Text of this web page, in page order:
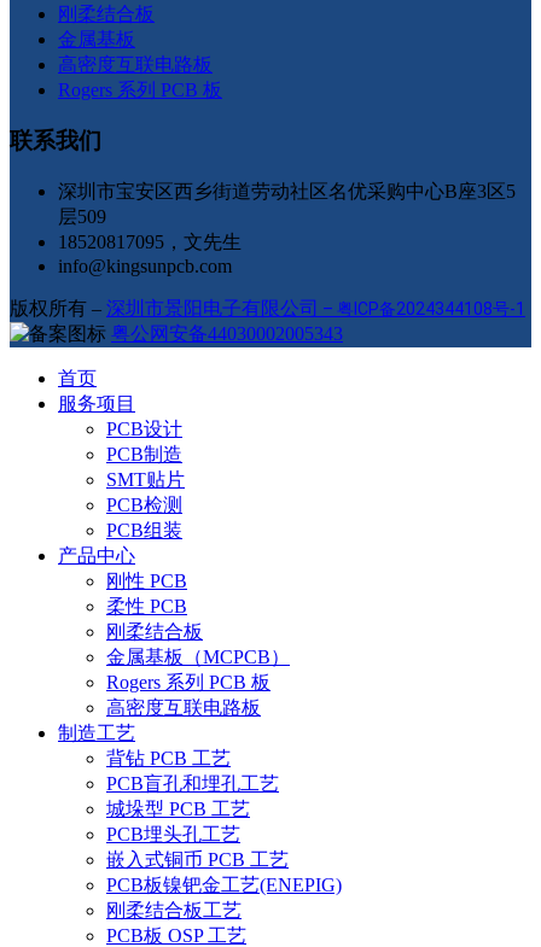
刚柔结合板
金属基板
高密度互联电路板
Rogers 系列 PCB 板
联系我们
深圳市宝安区西乡街道劳动社区名优采购中心B座3区5
层509
18520817095，文先生
info@kingsunpcb.com
版权所有 – 深圳市景阳电子有限公司 – 粤ICP备2024344108号-1
粤公网安备44030002005343
首页
服务项目
PCB设计
PCB制造
SMT贴片
PCB检测
PCB组装
产品中心
刚性 PCB
柔性 PCB
刚柔结合板
金属基板（MCPCB）
Rogers 系列 PCB 板
高密度互联电路板
制造工艺
背钻 PCB 工艺
PCB盲孔和埋孔工艺
城垛型 PCB 工艺
PCB埋头孔工艺
嵌入式铜币 PCB 工艺
PCB板镍钯金工艺(ENEPIG)
刚柔结合板工艺
PCB板 OSP 工艺